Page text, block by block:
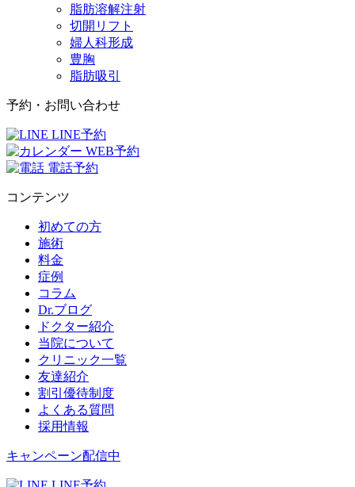
脂肪溶解注射
切開リフト
婦人科形成
豊胸
脂肪吸引
予約・お問い合わせ
LINE予約
WEB予約
電話予約
コンテンツ
初めての方
施術
料金
症例
コラム
Dr.ブログ
ドクター紹介
当院について
クリニック一覧
友達紹介
割引優待制度
よくある質問
採用情報
キャンペーン配信中